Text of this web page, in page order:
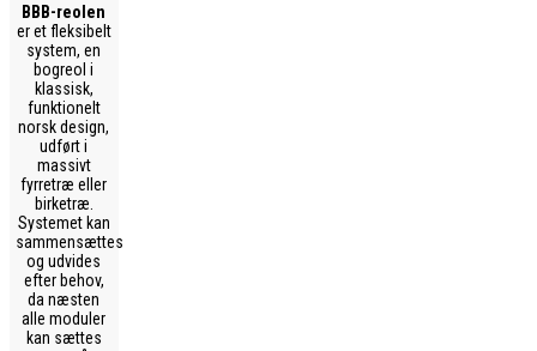
BBB-reolen
er et fleksibelt
system, en
bogreol i
klassisk,
funktionelt
norsk design,
udført i
massivt
fyrretræ eller
birketræ.
Systemet kan
sammensættes
og udvides
efter behov,
da næsten
alle moduler
kan sættes